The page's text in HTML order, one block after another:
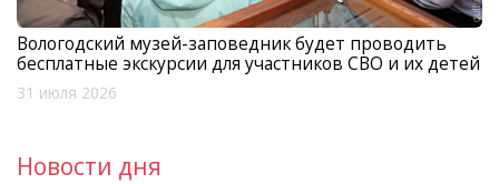
Вологодский музей-заповедник будет проводить
бесплатные экскурсии для участников СВО и их детей
31 июля 2026
Новости дня